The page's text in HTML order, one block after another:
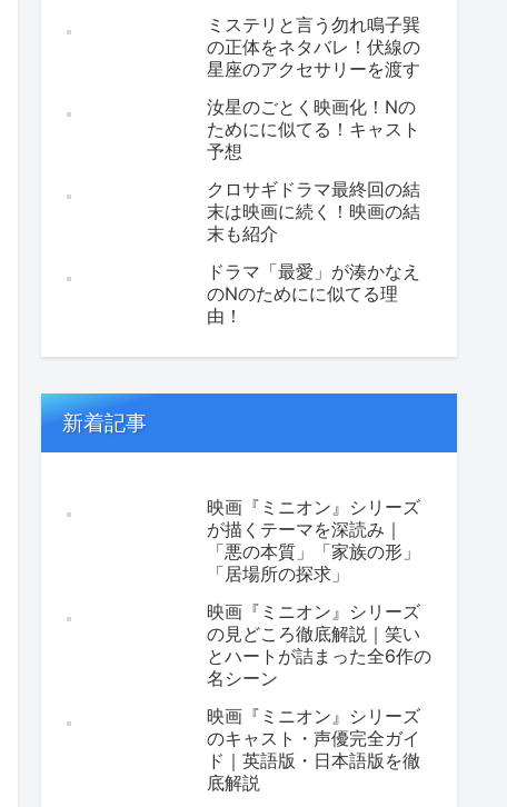
ミステリと言う勿れ鳴子巽
の正体をネタバレ！伏線の
星座のアクセサリーを渡す
汝星のごとく映画化！Nの
ためにに似てる！キャスト
予想
クロサギドラマ最終回の結
末は映画に続く！映画の結
末も紹介
ドラマ「最愛」が湊かなえ
のNのためにに似てる理
由！
新着記事
映画『ミニオン』シリーズ
が描くテーマを深読み｜
「悪の本質」「家族の形」
「居場所の探求」
映画『ミニオン』シリーズ
の見どころ徹底解説｜笑い
とハートが詰まった全6作の
名シーン
映画『ミニオン』シリーズ
のキャスト・声優完全ガイ
ド｜英語版・日本語版を徹
底解説